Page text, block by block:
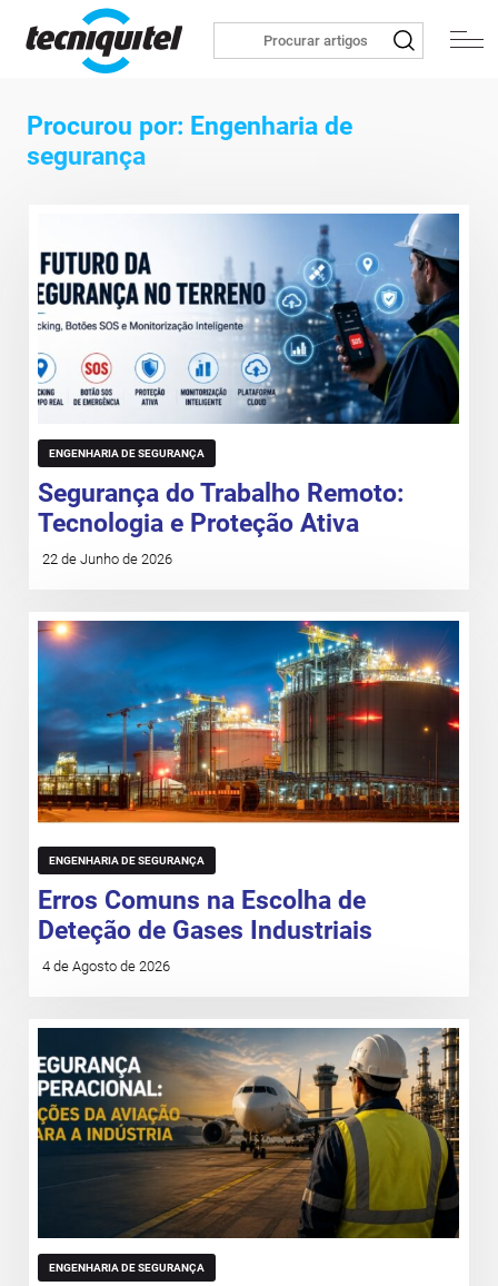
Procurou por: Engenharia de
segurança
ENGENHARIA DE SEGURANÇA
Segurança do Trabalho Remoto:
Tecnologia e Proteção Ativa
22 de Junho de 2026
ENGENHARIA DE SEGURANÇA
Erros Comuns na Escolha de
Deteção de Gases Industriais
4 de Agosto de 2026
ENGENHARIA DE SEGURANÇA